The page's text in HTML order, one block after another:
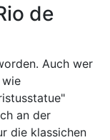
de
Auch wer
an der
die klassichen